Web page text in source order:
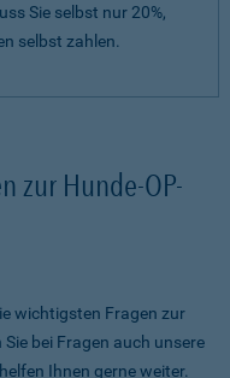
Sie selbst nur 20%,
selbst zahlen.
zur Hunde-OP-
wichtigsten Fragen zur
bei Fragen auch unsere
Ihnen gerne weiter.